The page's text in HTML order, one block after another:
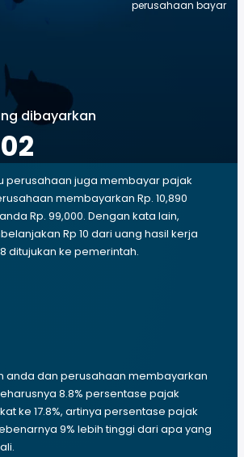
perusahaan bayar
dibayarkan
perusahaan juga membayar pajak
membayarkan Rp. 10,890
Rp. 99,000. Dengan kata lain,
Rp 10 dari uang hasil kerja
ditujukan ke pemerintah.
anda dan perusahaan membayarkan
8.8% persentase pajak
ke 17.8%, artinya persentase pajak
9% lebih tinggi dari apa yang